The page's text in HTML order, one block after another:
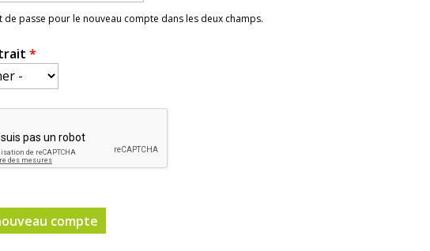
de passe pour le nouveau compte dans les deux champs.
*